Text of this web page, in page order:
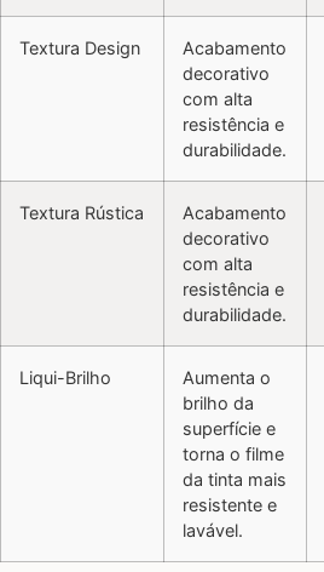
Textura Design
Acabamento
decorativo
com alta
resistência e
durabilidade.
Textura Rústica
Acabamento
decorativo
com alta
resistência e
durabilidade.
Liqui-Brilho
Aumenta o
brilho da
superfície e
torna o filme
da tinta mais
resistente e
lavável.